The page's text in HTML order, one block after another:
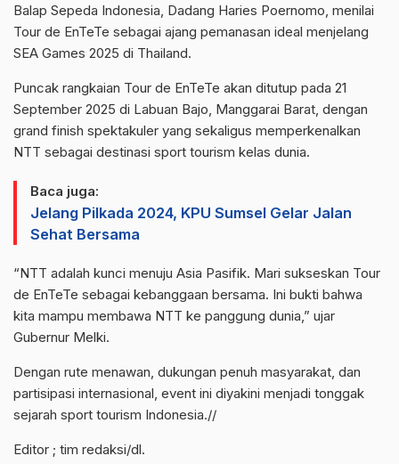
Balap Sepeda Indonesia, Dadang Haries Poernomo, menilai
Tour de EnTeTe sebagai ajang pemanasan ideal menjelang
SEA Games 2025 di Thailand.
Puncak rangkaian Tour de EnTeTe akan ditutup pada 21
September 2025 di Labuan Bajo, Manggarai Barat, dengan
grand finish spektakuler yang sekaligus memperkenalkan
NTT sebagai destinasi sport tourism kelas dunia.
Baca juga:
Jelang Pilkada 2024, KPU Sumsel Gelar Jalan
Sehat Bersama
“NTT adalah kunci menuju Asia Pasifik. Mari sukseskan Tour
de EnTeTe sebagai kebanggaan bersama. Ini bukti bahwa
kita mampu membawa NTT ke panggung dunia,” ujar
Gubernur Melki.
Dengan rute menawan, dukungan penuh masyarakat, dan
partisipasi internasional, event ini diyakini menjadi tonggak
sejarah sport tourism Indonesia.//
Editor ; tim redaksi/dl.